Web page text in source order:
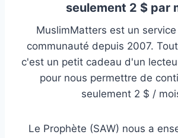
seulement 2 $ par
MuslimMatters est un
communauté depuis 2007.
c'est un petit cadeau d'un
pour nous permettre de
seulement 2 $ /
Le Prophète (SAW) nous a